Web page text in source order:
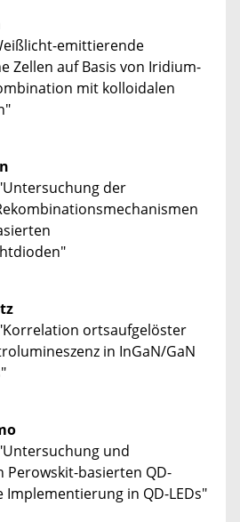
emittierende
Zellen auf Basis von Iridium-
mit kolloidalen
der
ortsaufgelöster
in InGaN/GaN
und
Perowskit-basierten QD-
Implementierung in QD-LEDs"